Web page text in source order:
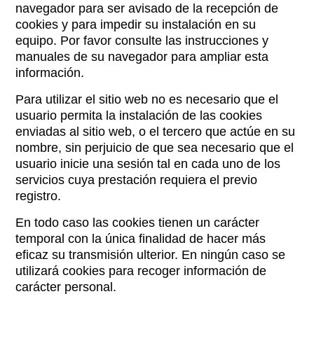
navegador para ser avisado de la recepción de
cookies y para impedir su instalación en su
equipo. Por favor consulte las instrucciones y
manuales de su navegador para ampliar esta
información.
Para utilizar el sitio web no es necesario que el
usuario permita la instalación de las cookies
enviadas al sitio web, o el tercero que actúe en su
nombre, sin perjuicio de que sea necesario que el
usuario inicie una sesión tal en cada uno de los
servicios cuya prestación requiera el previo
registro.
En todo caso las cookies tienen un carácter
temporal con la única finalidad de hacer más
eficaz su transmisión ulterior. En ningún caso se
utilizará cookies para recoger información de
carácter personal.